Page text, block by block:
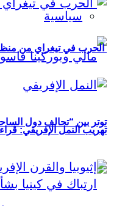
سياسية
توتر بين “تحالف دول
الحرب في تيغراي من منظور
تهريب النمل الإفريقي: